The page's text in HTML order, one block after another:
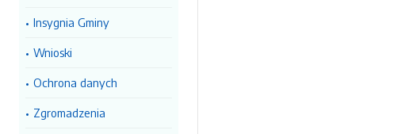
Insygnia Gminy
Wnioski
Ochrona danych
Zgromadzenia